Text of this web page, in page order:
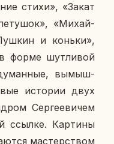
стихи», «Закат
«Ми­хай­
и коньки»,
форме шут­ли­вой
вы­мыш­
ис­то­рии двух
Сер­ге­е­ви­чем
ссылке. Кар­ти­ны
ма­стер­ством